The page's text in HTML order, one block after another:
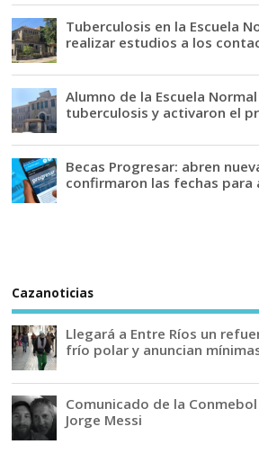
Tuberculosis en la Escuela
realizar estudios a los
Alumno de la Escuela
tuberculosis y activaron el
Becas Progresar: abren
confirmaron las fechas para
Cazanoticias
Llegará a Entre Ríos un
frío polar y anuncian
Comunicado de la
Jorge Messi